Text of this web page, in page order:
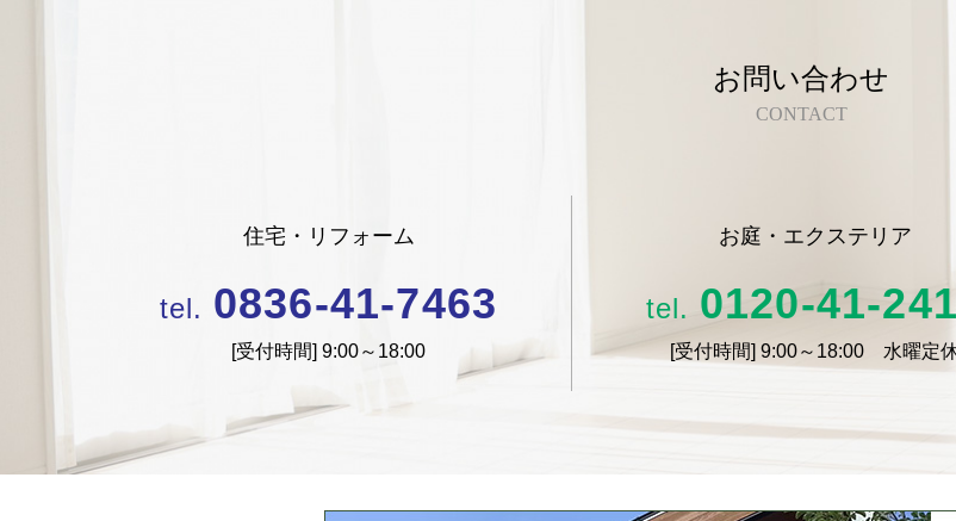
お問い合わせ
CONTACT
住宅・リフォーム
tel. 0836-41-7463
[受付時間] 9:00～18:00
お庭・エクステリア
tel. 0120-41-
[受付時間] 9:00～18:00 水曜定